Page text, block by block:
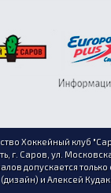
Хоккейный клуб
г. Саров, ул.
допускается
и Алексей